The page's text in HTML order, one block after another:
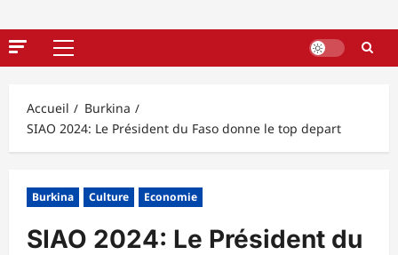
Menu
Accueil
Burkina
SIAO 2024: Le Président du Faso donne le top depart
Burkina Culture Economie
SIAO 2024: Le Président du